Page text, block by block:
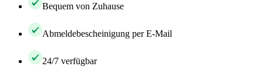
Bequem von Zuhause
Abmeldebescheinigung per E-Mail
24/7 verfügbar